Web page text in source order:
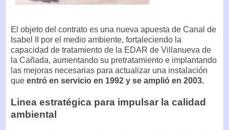
El objeto del contrato es una nueva apuesta de Canal de
Isabel II por el medio ambiente, fortaleciendo la
capacidad de tratamiento de la EDAR de Villanueva de
la Cañada, aumentando su pretratamiento e implantando
las mejoras necesarias para actualizar una instalación
que entró en servicio en 1992 y se amplió en 2003.
Linea estratégica para impulsar la calidad
ambiental